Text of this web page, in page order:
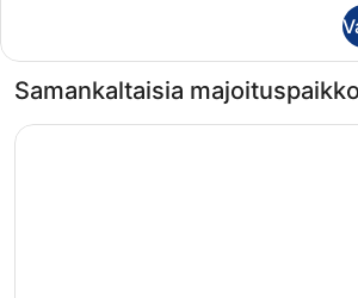
2
parisänkyä,
valtamerinäköala
Samankaltaisia
The Rif at Mangrove Beach